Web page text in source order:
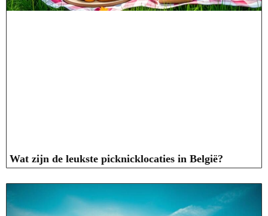
Wat zijn de leukste picknicklocaties in België?